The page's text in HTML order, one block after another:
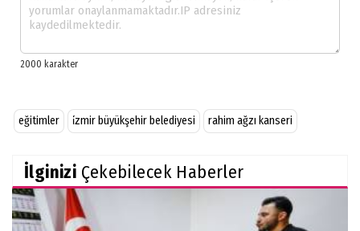
eğitimler i̇zmir büyükşehir belediyesi rahim ağzı kanseri
İlginizi Çekebilecek Haberler